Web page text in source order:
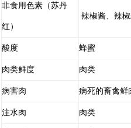
非食用色素（苏丹
红）
辣椒酱、辣
酸度 蜂蜜
肉类鲜度 肉类
病害肉 病死的畜禽鲜
注水肉 肉类